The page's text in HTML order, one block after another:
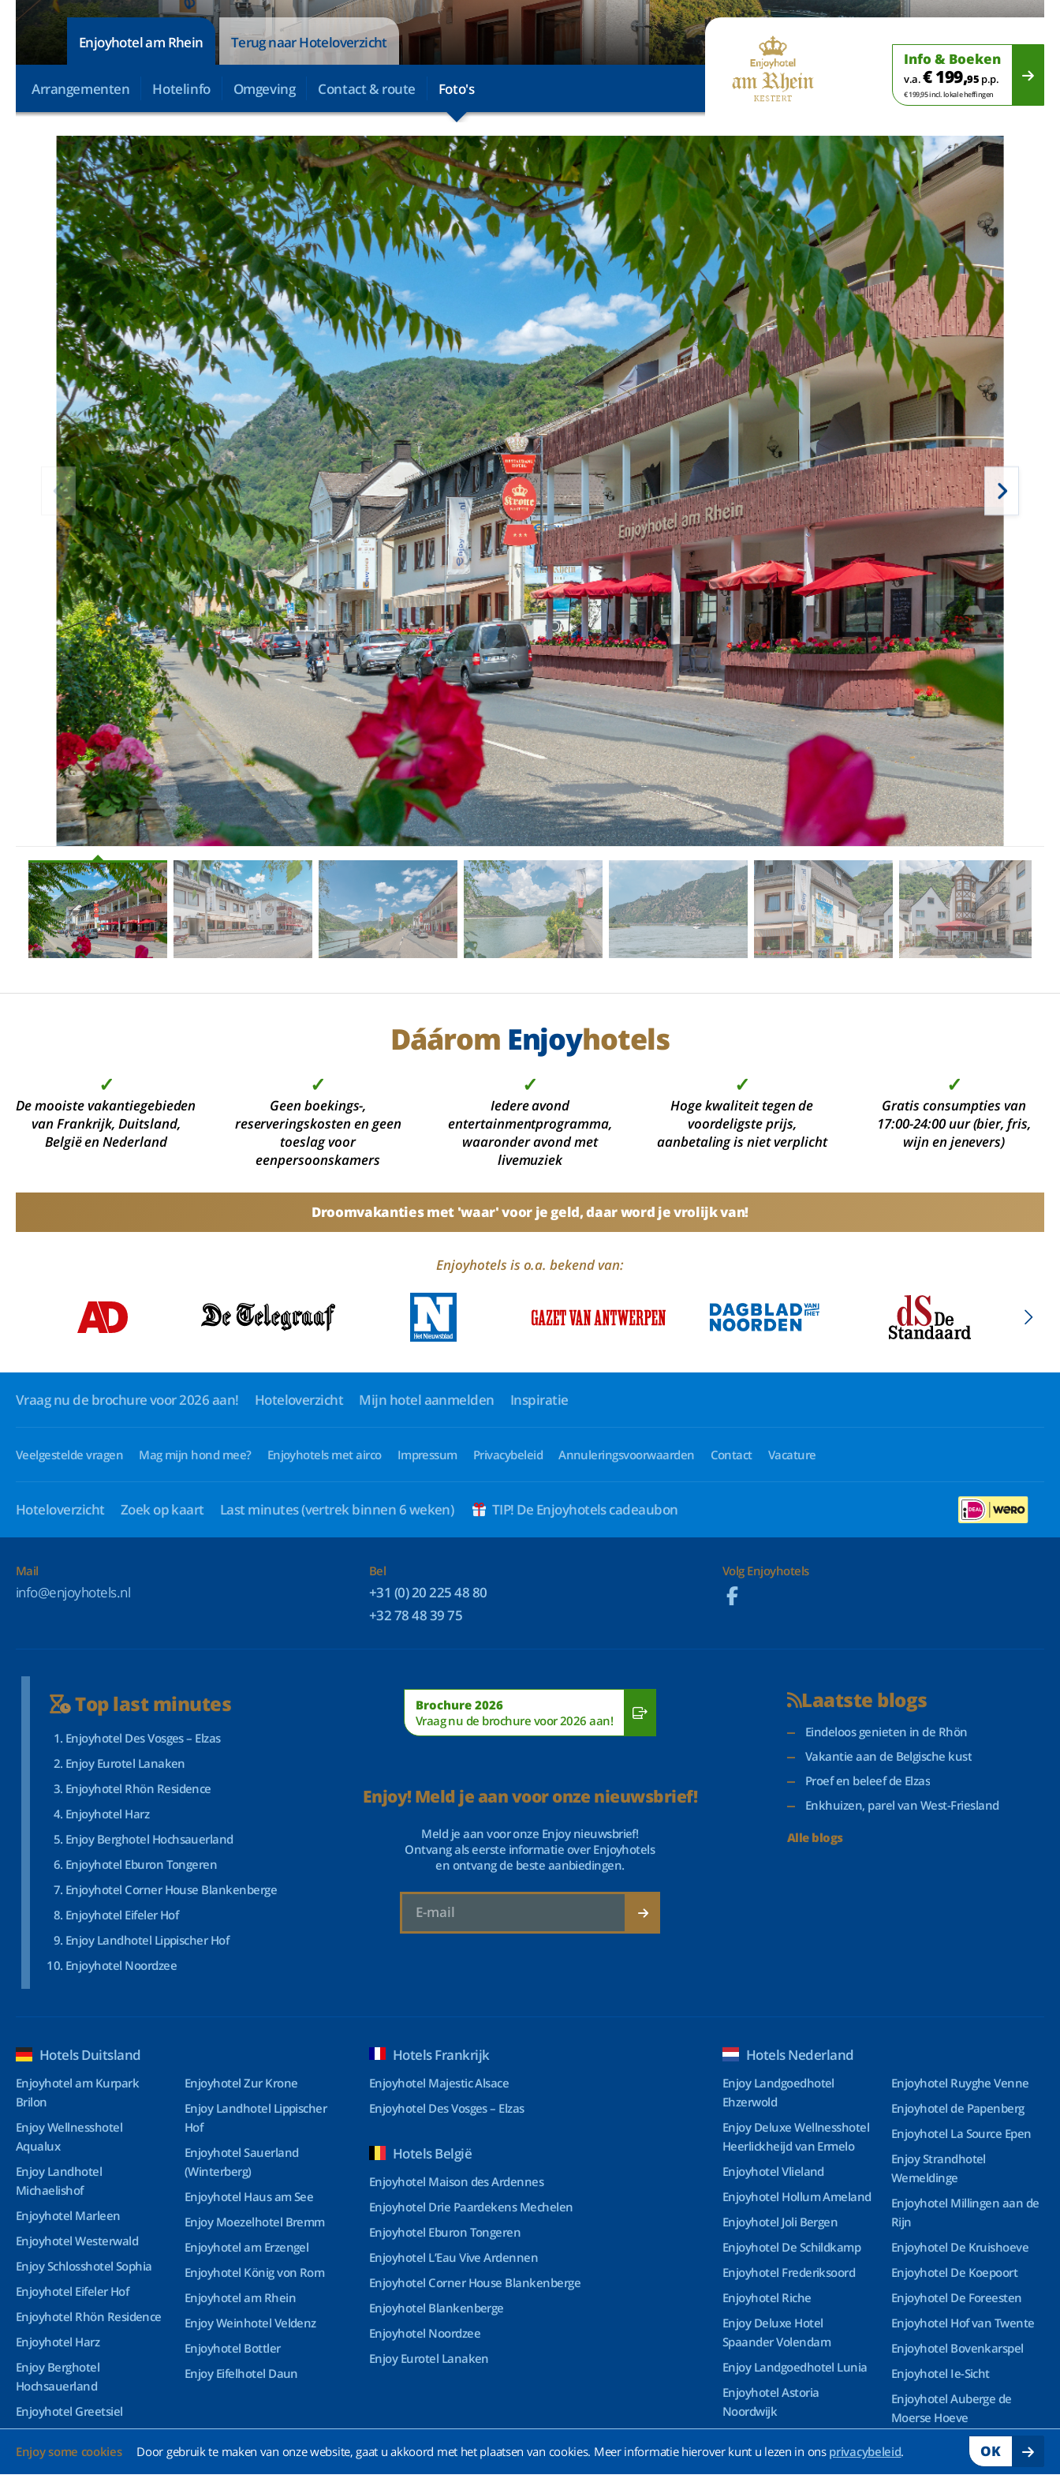
Enjoy some cookies Door gebruik te maken van onze website, gaat u akkoord met het plaatsen van cookies. Meer informatie hierover kunt u lezen in ons privacybeleid. OK
Enjoyhotel am Rhein Terug naar Hoteloverzicht
Arrangementen Hotelinfo Omgeving Contact & route Foto's
Info & Boeken
v.a.€ 199,95 p.p.
€ 199,95 incl. lokale heffingen
Dáárom Enjoyhotels
✓
De mooiste vakantiegebieden
van Frankrijk, Duitsland,
België en Nederland
✓
Geen boekings-,
reserveringskosten en geen
toeslag voor
eenpersoonskamers
✓
Iedere avond
entertainmentprogramma,
waaronder avond met
livemuziek
✓
Hoge kwaliteit tegen de
voordeligste prijs,
aanbetaling is niet verplicht
✓
Gratis consumpties van
17:00-24:00 uur (bier, fris,
wijn en jenevers)
Droomvakanties met 'waar' voor je geld, daar word je vrolijk van!
Enjoyhotels is o.a. bekend van:
Vraag nu de brochure voor 2026 aan! Hoteloverzicht Mijn hotel aanmelden Inspiratie
Veelgestelde vragen Mag mijn hond mee? Enjoyhotels met airco Impressum Privacybeleid Annuleringsvoorwaarden Contact Vacature
Hoteloverzicht Zoek op kaart Last minutes(vertrek binnen 6 weken) TIP! De Enjoyhotels cadeaubon
Mail
info@enjoyhotels.nl
Bel
+31 (0) 20 225 48 80
+32 78 48 39 75
Volg Enjoyhotels
Top last minutes
Enjoyhotel Des Vosges – Elzas
Enjoy Eurotel Lanaken
Enjoyhotel Rhön Residence
Enjoyhotel Harz
Enjoy Berghotel Hochsauerland
Enjoyhotel Eburon Tongeren
Enjoyhotel Corner House Blankenberge
Enjoyhotel Eifeler Hof
Enjoy Landhotel Lippischer Hof
Enjoyhotel Noordzee
Brochure 2026
Vraag nu de brochure voor 2026 aan!
Enjoy! Meld je aan voor onze nieuwsbrief!
Meld je aan voor onze Enjoy nieuwsbrief!
Ontvang als eerste informatie over Enjoyhotels
en ontvang de beste aanbiedingen.
Laatste blogs
Eindeloos genieten in de Rhön
Vakantie aan de Belgische kust
Proef en beleef de Elzas
Enkhuizen, parel van West-Friesland
Alle blogs
Hotels Duitsland
Enjoyhotel am Kurpark
Brilon
Enjoy Wellnesshotel
Aqualux
Enjoy Landhotel
Michaelishof
Enjoyhotel Marleen
Enjoyhotel Westerwald
Enjoy Schlosshotel Sophia
Enjoyhotel Eifeler Hof
Enjoyhotel Rhön Residence
Enjoyhotel Harz
Enjoy Berghotel
Hochsauerland
Enjoyhotel Greetsiel
Wetzlar
Enjoyhotel Zur Krone
Enjoy Landhotel Lippischer
Hof
Enjoyhotel Sauerland
(Winterberg)
Enjoyhotel Haus am See
Enjoy Moezelhotel Bremm
Enjoyhotel am Erzengel
Enjoyhotel König von Rom
Enjoyhotel am Rhein
Enjoy Weinhotel Veldenz
Enjoyhotel Bottler
Enjoy Eifelhotel Daun
Hotels Frankrijk
Enjoyhotel Majestic Alsace
Enjoyhotel Des Vosges – Elzas
Hotels België
Enjoyhotel Maison des Ardennes
Enjoyhotel Drie Paardekens Mechelen
Enjoyhotel Eburon Tongeren
Enjoyhotel L’Eau Vive Ardennen
Enjoyhotel Corner House Blankenberge
Enjoyhotel Blankenberge
Enjoyhotel Noordzee
Enjoy Eurotel Lanaken
Hotels Nederland
Enjoy Landgoedhotel
Ehzerwold
Enjoy Deluxe Wellnesshotel
Heerlickheijd van Ermelo
Enjoyhotel Vlieland
Enjoyhotel Hollum Ameland
Enjoyhotel Joli Bergen
Enjoyhotel De Schildkamp
Enjoyhotel Frederiksoord
Enjoyhotel Riche
Enjoy Deluxe Hotel
Spaander Volendam
Enjoy Landgoedhotel Lunia
Enjoyhotel Astoria
Noordwijk
Groningen
Enjoyhotel Ruyghe Venne
Enjoyhotel de Papenberg
Enjoyhotel La Source Epen
Enjoy Strandhotel
Wemeldinge
Enjoyhotel Millingen aan de
Rijn
Enjoyhotel De Kruishoeve
Enjoyhotel De Koepoort
Enjoyhotel De Foreesten
Enjoyhotel Hof van Twente
Enjoyhotel Bovenkarspel
Enjoyhotel Ie-Sicht
Enjoyhotel Auberge de
Moerse Hoeve